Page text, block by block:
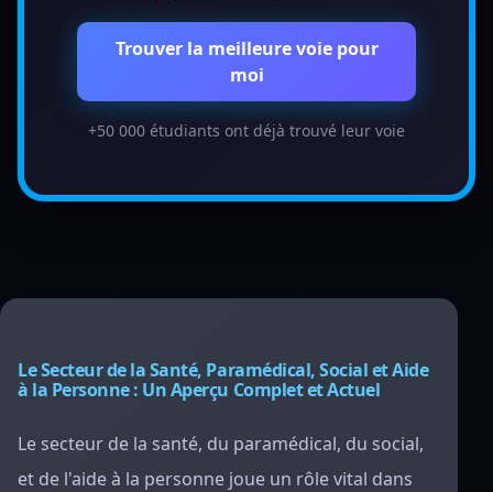
Trouver la meilleure voie pour
moi
+50 000 étudiants ont déjà trouvé leur voie
Le Secteur de la Santé, Paramédical, Social et Aide
à la Personne : Un Aperçu Complet et Actuel
Le secteur de la santé, du paramédical, du social,
et de l'aide à la personne joue un rôle vital dans